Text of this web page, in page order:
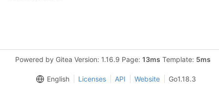
Powered by Gitea Version: 1.16.9 Page: 13ms Template: 5ms
English Licenses API Website Go1.18.3